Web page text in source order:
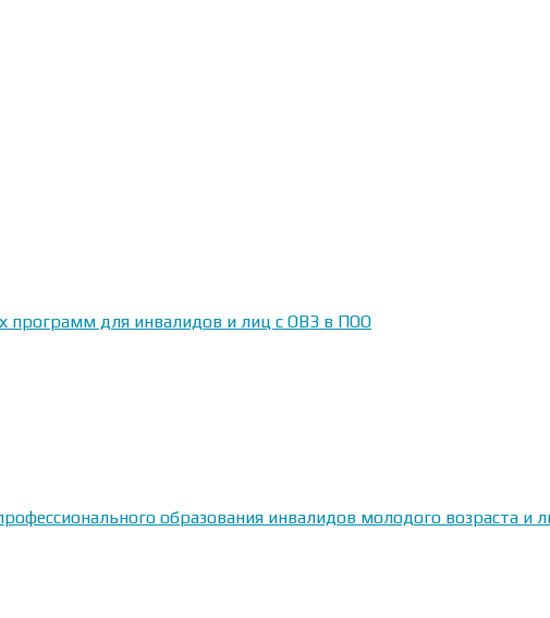
программ для инвалидов и лиц с ОВЗ в ПОО
образования инвалидов молодого возраста